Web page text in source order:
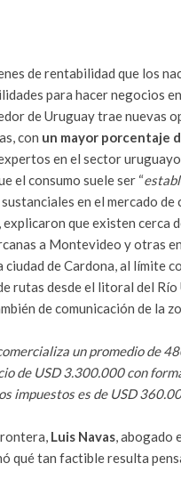
de rentabilidad que los
para hacer negocios
de Uruguay trae nuevas
con un mayor porcentaje
en el sector
el consumo suele ser “
en el mercado de
que existen cerca
a Montevideo y otras
de Cardona, al límite
rutas desde el litoral del
de comunicación de la
un promedio de
de USD 3.300.000 con
impuestos es de USD
Luis Navas, abogado
qué tan factible resulta